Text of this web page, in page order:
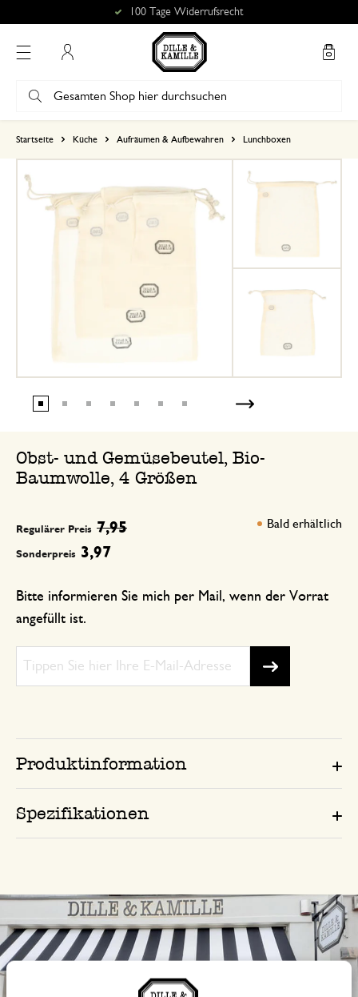
100 Tage Widerrufsrecht
Startseite Küche Aufräumen & Aufbewahren Lunchboxen
Obst- und Gemüsebeutel, Bio-
Baumwolle, 4 Größen
Sonderpreis 3,97
Regulärer Preis 7,95
Bitte informieren Sie mich per Mail, wenn der Vorrat
angefüllt ist.
Bald erhältlich
Produktinformation
Spezifikationen